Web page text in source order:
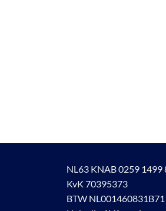
NL63 KNAB 0259 1499
KvK 70395373
BTW NL001460831B71